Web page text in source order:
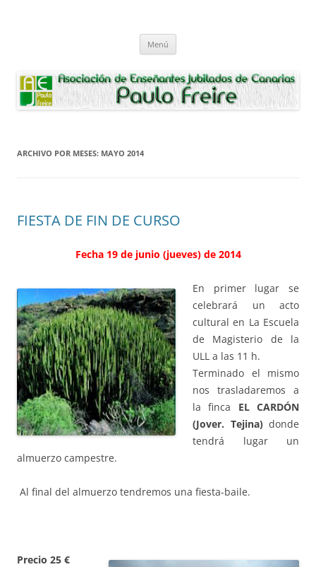
Paulo Freire
Menú
ARCHIVO POR MESES: MAYO 2014
FIESTA DE FIN DE CURSO
Fecha 19 de junio (jueves) de 2014
En primer lugar se
celebrará un acto
cultural en La Escuela
de Magisterio de la
ULL a las 11 h.
Terminado el mismo
nos trasladaremos a
la finca EL CARDÓN
(Jover. Tejina) donde
tendrá lugar un
almuerzo campestre.
Al final del almuerzo tendremos una fiesta-baile.
Precio 25 €